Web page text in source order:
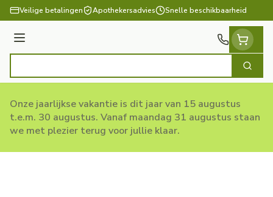
Ga naar de inhoud
Veilige betalingen Apothekersadvies Snelle beschikbaarheid
Menu
Zoek
Onze jaarlijkse vakantie is dit jaar van 15 augustus
t.e.m. 30 augustus. Vanaf maandag 31 augustus staan
we met plezier terug voor jullie klaar.